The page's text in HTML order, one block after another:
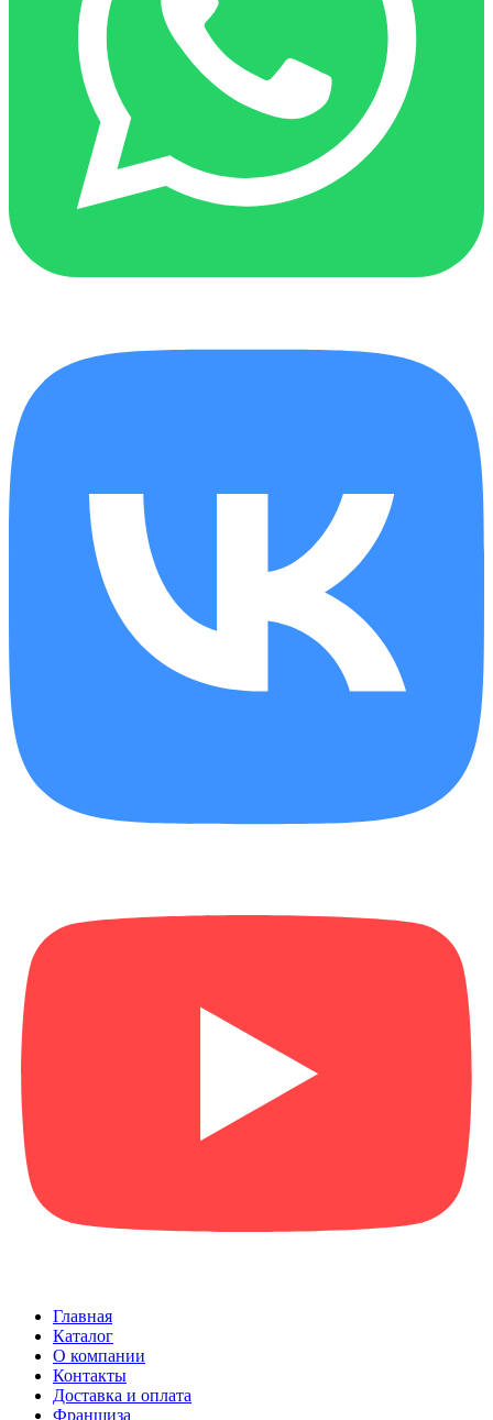
Главная
Каталог
О компании
Контакты
Доставка и оплата
Франшиза